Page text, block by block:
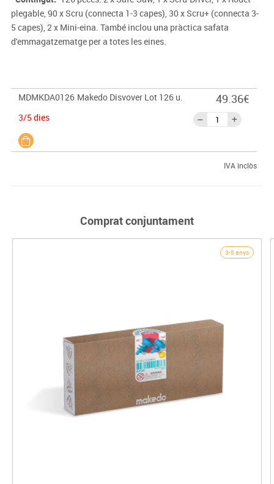
plegable, 90 x Scru (connecta 1-3 capes), 30 x Scru+ (connecta 3-
5 capes), 2 x Mini-eina. També inclou una pràctica safata
d'emmagatzematge per a totes les eines.
MDMKDA0126 Makedo Disvover Lot 126 u.
3/5 dies
49.36€
IVA inclòs
Comprat conjuntament
3-5 anys